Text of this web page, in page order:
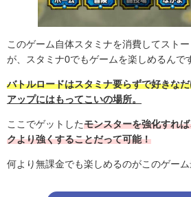
このゲーム自体スタミナを消費してスト
が、スタミナ0でもゲームを楽しめるんで
バトルロードはスタミナ要らずで好きな
アップにはもってこいの場所。
ここでゲットしたモンスターを強化すれ
クより強くすることだって可能！
何より無課金でも楽しめるのがこのゲーム